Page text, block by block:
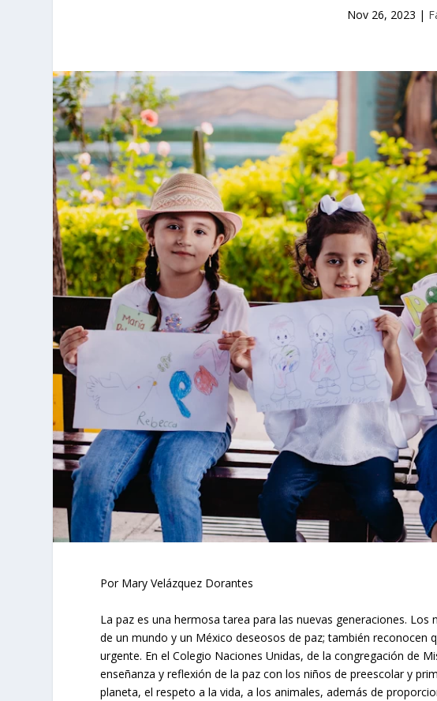
Nov 26, 2023 |
Por Mary Velázquez Dorantes
La paz es una hermosa tarea para las nuevas generaciones.
de un mundo y un México deseosos de paz; también reconocen
urgente. En el Colegio Naciones Unidas, de la congregación de
enseñanza y reflexión de la paz con los niños de preescolar y
planeta, el respeto a la vida, a los animales, además de